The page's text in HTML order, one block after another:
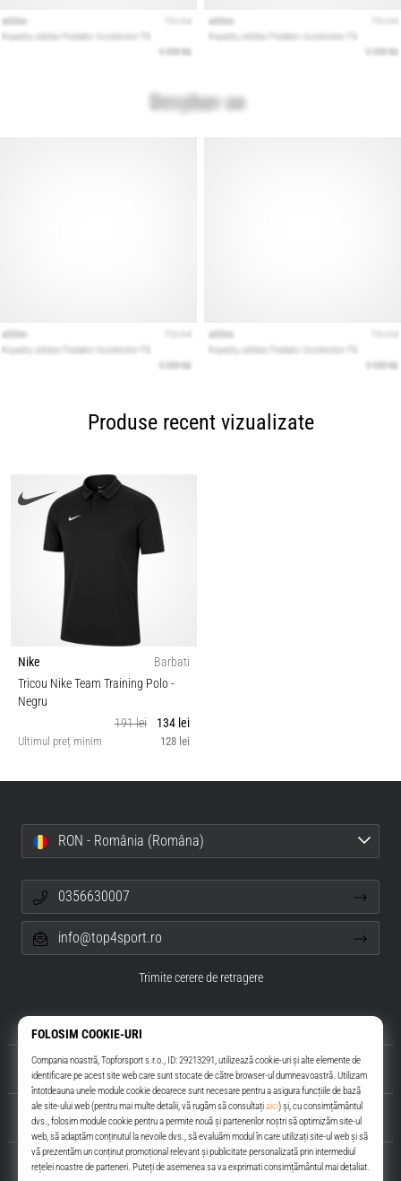
Produse recent vizualizate
Nike
Barbati
Tricou Nike Team Training Polo-
Negru
191 lei
134 lei
Ultimul preț minim 128 lei
Despre noi
Servicii clienți
RON - România (Româna)
0356630007
info@top4sport.ro
Trimite cerere de retragere